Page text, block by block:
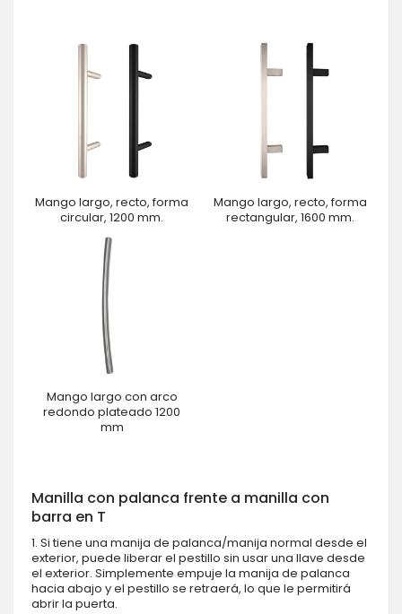
Mango largo, recto, forma
circular, 1200 mm.
Mango largo, recto, forma
rectangular, 1600 mm.
Mango largo con arco
redondo plateado 1200
mm
Manilla con palanca frente a manilla con
barra en T
1. Si tiene una manija de palanca/manija normal desde el
exterior, puede liberar el pestillo sin usar una llave desde
el exterior. Simplemente empuje la manija de palanca
hacia abajo y el pestillo se retraerá, lo que le permitirá
abrir la puerta.